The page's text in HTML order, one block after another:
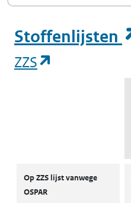
Stoffenlijsten
ZZS
Op ZZS lijst vanwege
OSPAR